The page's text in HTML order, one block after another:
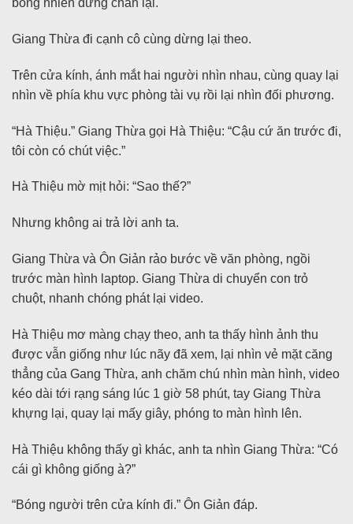
bỗng nhiên dừng chân lại.
Giang Thừa đi cạnh cô cùng dừng lại theo.
Trên cửa kính, ánh mắt hai người nhìn nhau, cùng quay lại
nhìn về phía khu vực phòng tài vụ rồi lại nhìn đối phương.
“Hà Thiệu.” Giang Thừa gọi Hà Thiệu: “Cậu cứ ăn trước đi,
tôi còn có chút việc.”
Hà Thiệu mờ mịt hỏi: “Sao thế?”
Nhưng không ai trả lời anh ta.
Giang Thừa và Ôn Giản rảo bước về văn phòng, ngồi
trước màn hình laptop. Giang Thừa di chuyển con trỏ
chuột, nhanh chóng phát lại video.
Hà Thiệu mơ màng chạy theo, anh ta thấy hình ảnh thu
được vẫn giống như lúc nãy đã xem, lại nhìn vẻ mặt căng
thẳng của Gang Thừa, anh chăm chú nhìn màn hình, video
kéo dài tới rạng sáng lúc 1 giờ 58 phút, tay Giang Thừa
khựng lại, quay lại mấy giây, phóng to màn hình lên.
Hà Thiệu không thấy gì khác, anh ta nhìn Giang Thừa: “Có
cái gì không giống à?”
“Bóng người trên cửa kính đi.” Ôn Giản đáp.